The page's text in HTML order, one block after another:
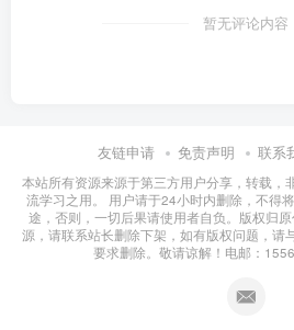
暂无评论内容
友链申请 免责声明 联系
本站所有资源来源于第三方用户分享，转载，
流学习之用。 用户请于24小时内删除，不得
途，否则，一切后果请使用者自负。版权归
源，请联系站长删除下架，如有版权问题，请
要求删除。敬请谅解！电邮：